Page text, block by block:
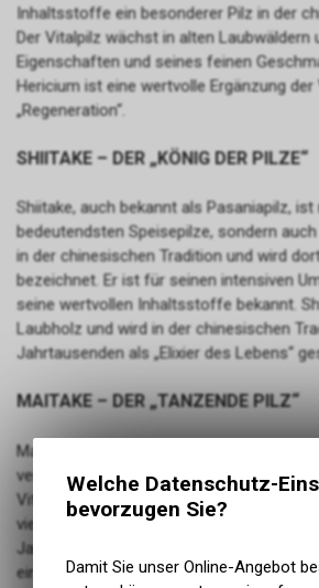
Inhaltsstoffe ein besonderer Pilz in der
Der Vitalpilz wächst in alten Laubwäldern
Eigenschaften und seines feinen
Hericium ist eine wertvolle Ergänzung
„Regeneration“.
SHIITAKE – DER „KÖNIG DER PILZE“
Shiitake, auch bekannt als Pasaniapilz,
bedeutendsten Speisepilze, sondern
in der chinesischen Tradition und wird
bezeichnet. Er ist für seinen intensiven
seine wertvollen Inhaltsstoffe bekannt.
Laubholz und wird in der chinesischen
Jahrtausenden als „Elixier des Lebens“
MAITAKE – DER „TANZENDE PILZ“
Maitake, auch als Klapperschwamm oder
verdankt seinen Namen der Freude, die
Vitalpilz wächst an alten Laubbäumen
vielseitigen Inhaltsstoffe geschätzt. Der
Jahrhunderten ein Bestandteil der
eine perfekte Ergänzung für die Mischung
Welche Datenschutz-
bevorzugen Sie?
Damit Sie unser Online-Angebot